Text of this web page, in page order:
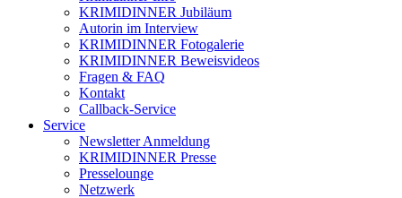
KRIMIDINNER Jubiläum
Autorin im Interview
KRIMIDINNER Fotogalerie
KRIMIDINNER Beweisvideos
Fragen & FAQ
Kontakt
Callback-Service
Service
Newsletter Anmeldung
KRIMIDINNER Presse
Presselounge
Netzwerk